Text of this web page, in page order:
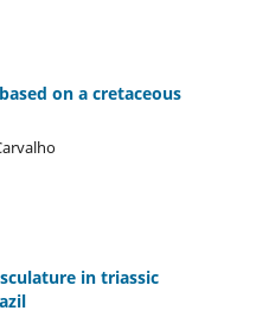
on a cretaceous
in triassic